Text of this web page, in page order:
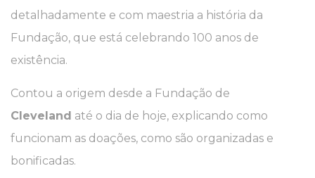
detalhadamente e com maestria a história da
Fundação, que está celebrando 100 anos de
existência.
Contou a origem desde a Fundação de
Cleveland até o dia de hoje, explicando como
funcionam as doações, como são organizadas e
bonificadas.